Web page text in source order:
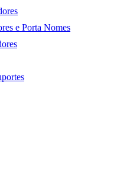
e Porta Nomes